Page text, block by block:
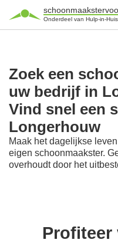
Onderdeel van Hulp-in-Huis
Zoek een
uw bedrijf in
Vind snel een
Longerhouw
Maak het dagelijkse
eigen schoonmaakster.
overhoudt door het
Profiteer